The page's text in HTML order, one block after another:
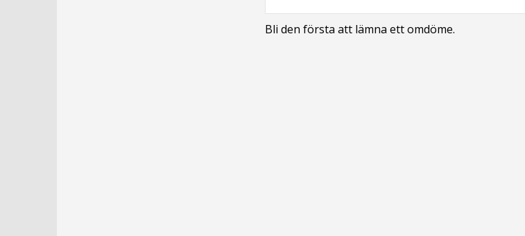
Bli den första att lämna ett omdöme.